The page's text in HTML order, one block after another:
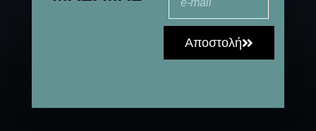
Αποστολή